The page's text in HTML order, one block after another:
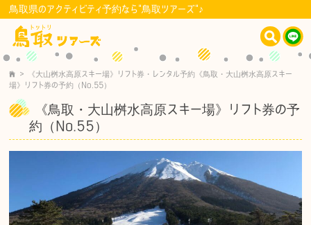
鳥取県のアクティビティ予約なら"鳥取ツアーズ"♪
> 《大山桝水高原スキー場》リフト券・レンタル予約
《鳥取・大山桝水高原スキー
場》リフト券の予約（No.55）
《鳥取・大山桝水高原スキー場》リフト券の予
約（No.55）